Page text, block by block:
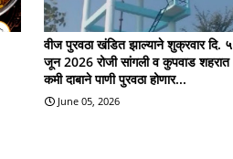
वीज पुरवठा खंडित झाल्याने शुक्रवार दि. ५
जून 2026 रोजी सांगली व कुपवाड शहरात
कमी दाबाने पाणी पुरवठा होणार...
June 05, 2026